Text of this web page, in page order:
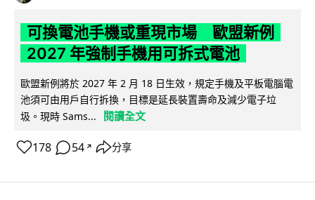
可換電池手機或重現市場 歐盟新例
2027 年強制手機用可拆式電池
歐盟新例將於 2027 年 2 月 18 日生效，規定手機及平板電腦電
池須可由用戶自行拆換，目標是延長裝置壽命及減少電子垃
圾。現時 Sams...
閱讀全文
178 54 ↗ 分享